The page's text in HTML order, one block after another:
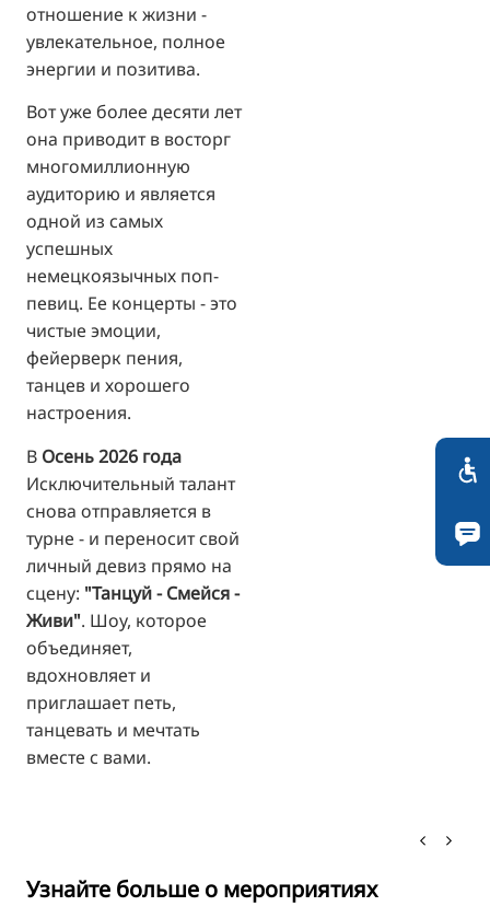
отношение к жизни -
увлекательное, полное
энергии и позитива.
Вот уже более десяти лет
она приводит в восторг
многомиллионную
аудиторию и является
одной из самых
успешных
немецкоязычных поп-
певиц. Ее концерты - это
чистые эмоции,
фейерверк пения,
танцев и хорошего
настроения.
В Осень 2026 года
Исключительный талант
снова отправляется в
турне - и переносит свой
личный девиз прямо на
сцену: "Танцуй - Смейся -
Живи". Шоу, которое
объединяет,
вдохновляет и
приглашает петь,
танцевать и мечтать
вместе с вами.
Узнайте больше о мероприятиях